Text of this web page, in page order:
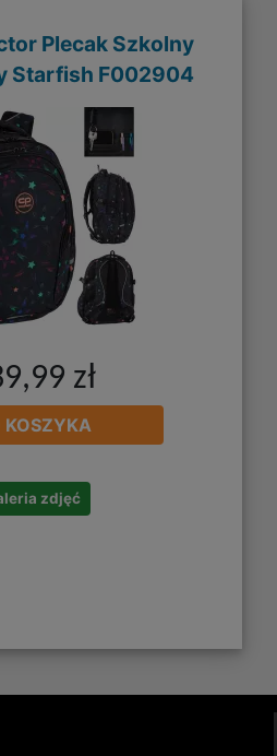
Plecak Szkolny
Starfish F002904
zł
KOSZYKA
zdjęć